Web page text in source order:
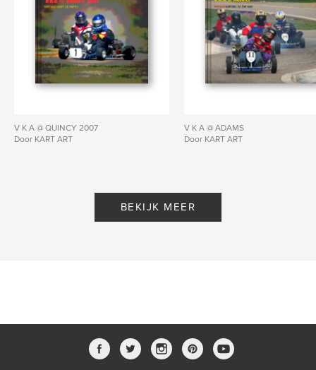
V K A @ QUINCY 2007
Door KART ART
V K A @ ADAMS
Door KART ART
BEKIJK MEER